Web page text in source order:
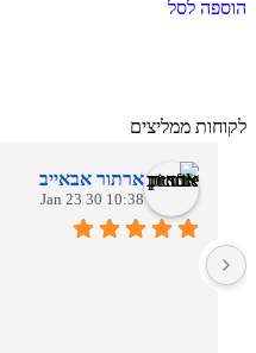
הוספה לסל
לקוחות ממליצים
ארתור אבאייב
10:38 30 Jan 23